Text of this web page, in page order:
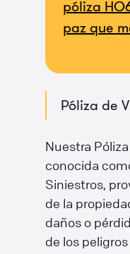
póliza
paz que
Póliza de
Nuestra
conocida
Siniestros,
de la
daños o
de los